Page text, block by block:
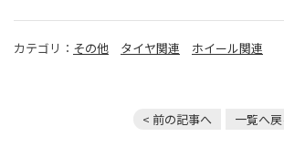
カテゴリ： その他 タイヤ関連 ホイール関連
< 前の記事へ 一覧へ戻